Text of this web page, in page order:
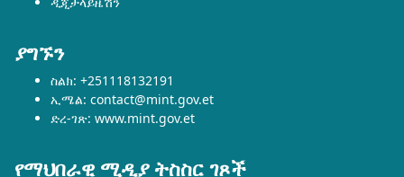
ያግኙን
ስልክ: +251118132191
ኢሜል: contact@mint.gov.et
ድረ-ገጽ: www.mint.gov.et
የማህበራዊ ሚዲያ ትስስር ገጾች